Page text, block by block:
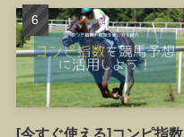
[今すぐ使える]コンピ指数